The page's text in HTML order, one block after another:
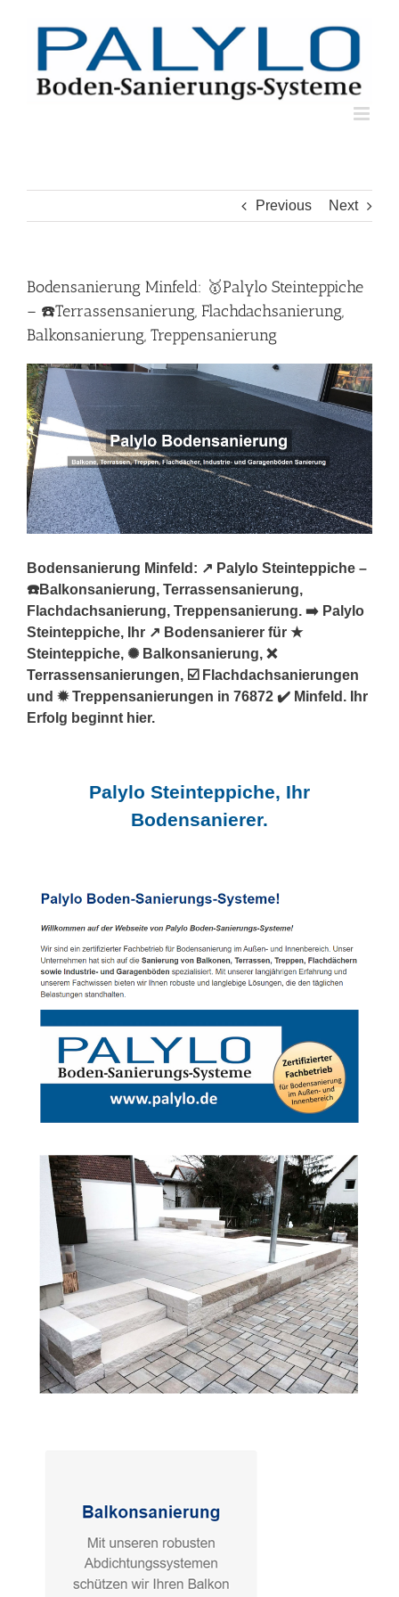
Previous Next
Bodensanierung Minfeld: 🥇Palylo Steinteppiche
– ☎️Terrassensanierung, Flachdachsanierung,
Balkonsanierung, Treppensanierung
Bodensanierung Minfeld: ↗️ Palylo Steinteppiche –
☎️Balkonsanierung, Terrassensanierung,
Flachdachsanierung, Treppensanierung. ➡️ Palylo
Steinteppiche, Ihr ↗️ Bodensanierer für ★
Steinteppiche, ✺ Balkonsanierung, ❌
Terrassensanierungen, ☑️ Flachdachsanierungen
und ✹ Treppensanierungen in 76872 ✔️ Minfeld. Ihr
Erfolg beginnt hier.
Palylo Steinteppiche, Ihr
Bodensanierer.